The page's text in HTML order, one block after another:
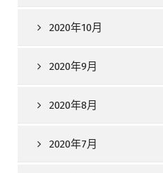
2020年10月
2020年9月
2020年8月
2020年7月